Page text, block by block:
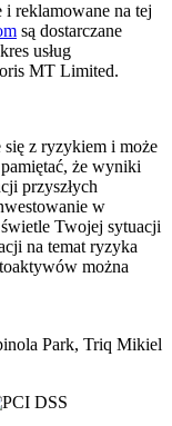
reklamowane na tej
są dostarczane
usług
MT Limited.
z ryzykiem i może
że wyniki
przyszłych
w
Twojej sytuacji
na temat ryzyka
można
Park, Triq Mikiel